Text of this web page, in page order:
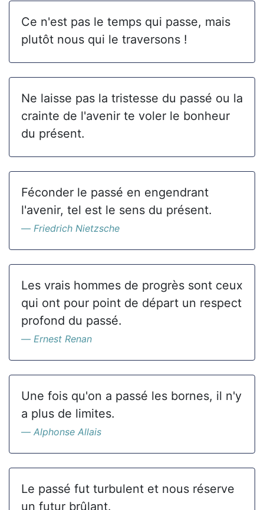
Ce n'est pas le temps qui passe, mais
plutôt nous qui le traversons !
Ne laisse pas la tristesse du passé ou la
crainte de l'avenir te voler le bonheur
du présent.
Féconder le passé en engendrant
l'avenir, tel est le sens du présent.
Friedrich Nietzsche
Les vrais hommes de progrès sont ceux
qui ont pour point de départ un respect
profond du passé.
Ernest Renan
Une fois qu'on a passé les bornes, il n'y
a plus de limites.
Alphonse Allais
Le passé fut turbulent et nous réserve
un futur brûlant.